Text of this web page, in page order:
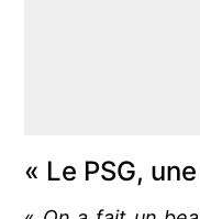
« Le PSG,